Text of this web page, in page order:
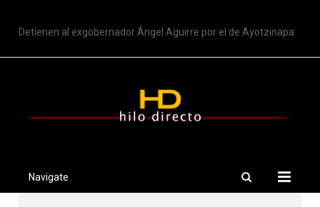
Detienen al exgobernador Ángel Aguirre por el de Ayotzinapa
Navigate